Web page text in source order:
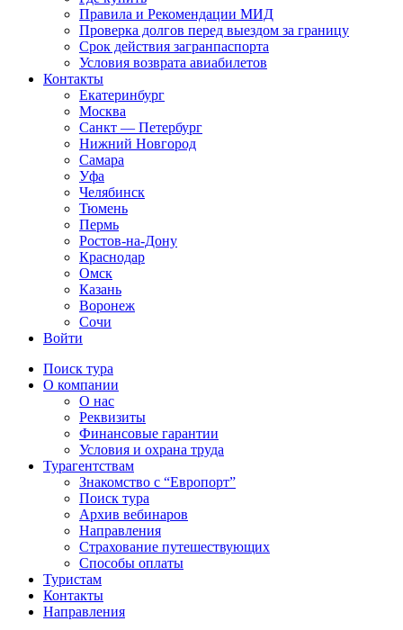
Правила и Рекомендации МИД
Проверка долгов перед выездом за границу
Срок действия загранпаспорта
Условия возврата авиабилетов
Контакты
Екатеринбург
Москва
Санкт — Петербург
Нижний Новгород
Самара
Уфа
Челябинск
Тюмень
Пермь
Ростов-на-Дону
Краснодар
Омск
Казань
Воронеж
Сочи
Войти
Поиск тура
О компании
О нас
Реквизиты
Финансовые гарантии
Условия и охрана труда
Турагентствам
Знакомство с “Европорт”
Поиск тура
Архив вебинаров
Направления
Страхование путешествующих
Способы оплаты
Туристам
Контакты
Направления